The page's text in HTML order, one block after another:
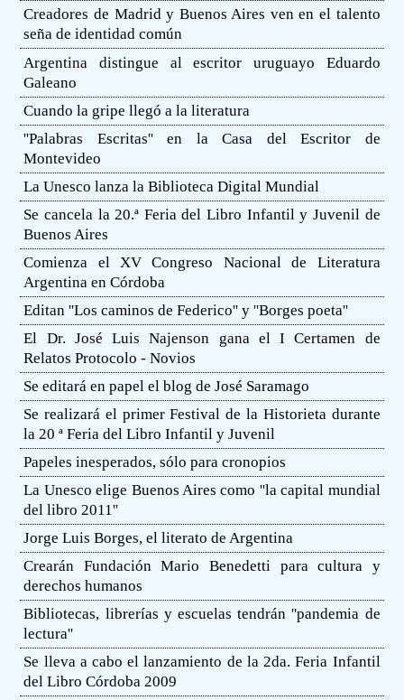
Creadores de Madrid y Buenos Aires ven en el talento
seña de identidad común
Argentina distingue al escritor uruguayo Eduardo
Galeano
Cuando la gripe llegó a la literatura
''Palabras Escritas'' en la Casa del Escritor de
Montevideo
La Unesco lanza la Biblioteca Digital Mundial
Se cancela la 20.ª Feria del Libro Infantil y Juvenil de
Buenos Aires
Comienza el XV Congreso Nacional de Literatura
Argentina en Córdoba
Editan ''Los caminos de Federico'' y ''Borges poeta''
El Dr. José Luis Najenson gana el I Certamen de
Relatos Protocolo - Novios
Se editará en papel el blog de José Saramago
Se realizará el primer Festival de la Historieta durante
la 20 ª Feria del Libro Infantil y Juvenil
Papeles inesperados, sólo para cronopios
La Unesco elige Buenos Aires como ''la capital mundial
del libro 2011''
Jorge Luis Borges, el literato de Argentina
Crearán Fundación Mario Benedetti para cultura y
derechos humanos
Bibliotecas, librerías y escuelas tendrán ''pandemia de
lectura''
Se lleva a cabo el lanzamiento de la 2da. Feria Infantil
del Libro Córdoba 2009